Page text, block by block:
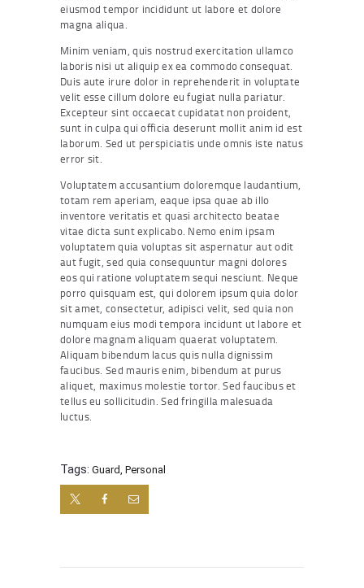
eiusmod tempor incididunt ut labore et dolore
magna aliqua.
Minim veniam, quis nostrud exercitation ullamco
laboris nisi ut aliquip ex ea commodo consequat.
Duis aute irure dolor in reprehenderit in voluptate
velit esse cillum dolore eu fugiat nulla pariatur.
Excepteur sint occaecat cupidatat non proident,
sunt in culpa qui officia deserunt mollit anim id est
laborum. Sed ut perspiciatis unde omnis iste natus
error sit.
Voluptatem accusantium doloremque laudantium,
totam rem aperiam, eaque ipsa quae ab illo
inventore veritatis et quasi architecto beatae
vitae dicta sunt explicabo. Nemo enim ipsam
voluptatem quia voluptas sit aspernatur aut odit
aut fugit, sed quia consequuntur magni dolores
eos qui ratione voluptatem sequi nesciunt. Neque
porro quisquam est, qui dolorem ipsum quia dolor
sit amet, consectetur, adipisci velit, sed quia non
numquam eius modi tempora incidunt ut labore et
dolore magnam aliquam quaerat voluptatem.
Aliquam bibendum lacus quis nulla dignissim
faucibus. Sed mauris enim, bibendum at purus
aliquet, maximus molestie tortor. Sed faucibus et
tellus eu sollicitudin. Sed fringilla malesuada
luctus.
Tags: Guard Personal